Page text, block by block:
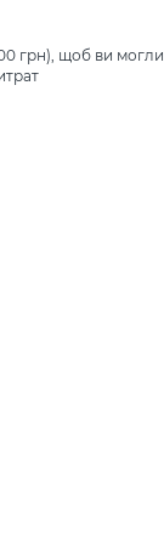
грн), щоб ви могли